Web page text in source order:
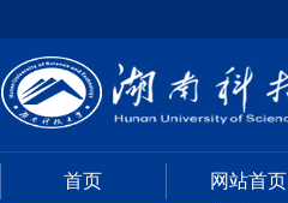
首页 网站首页